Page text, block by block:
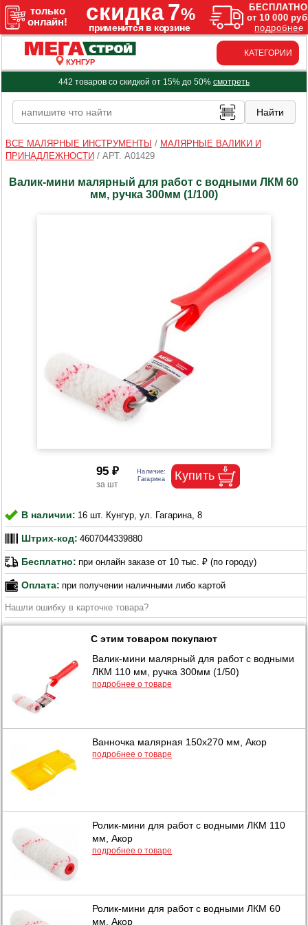
КУНГУР
КАТЕГОРИИ
442 товаров со скидкой от 15% до 50% смотреть
ВСЕ МАЛЯРНЫЕ ИНСТРУМЕНТЫ / МАЛЯРНЫЕ ВАЛИКИ И
ПРИНАДЛЕЖНОСТИ / АРТ. A01429
Валик-мини малярный для работ с водными ЛКМ 60
мм, ручка 300мм (1/100)
95 ₽
В наличии: 16 шт. Кунгур, ул. Гагарина, 8
Штрих-код: 4607044339880
Бесплатно: при онлайн заказе от 10 тыс. ₽ (по городу)
Оплата: при получении наличными либо картой
Нашли ошибку в карточке товара?
С этим товаром покупают
Валик-мини малярный для работ с водными
ЛКМ 110 мм, ручка 300мм (1/50)
подробнее о товаре
Ванночка малярная 150х270 мм, Акор
подробнее о товаре
Ролик-мини для работ с водными ЛКМ 110
мм, Акор
подробнее о товаре
Ролик-мини для работ с водными ЛКМ 60
мм, Акор